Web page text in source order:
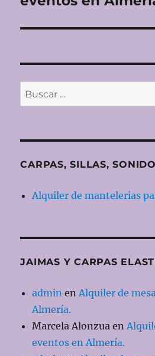
Buscar
por:
CARPAS, SILLAS,
Alquiler de mantelerias
JAIMAS Y CARPAS
admin en Alquiler de
Almería.
Marcela Alonzua en
eventos en Almería.